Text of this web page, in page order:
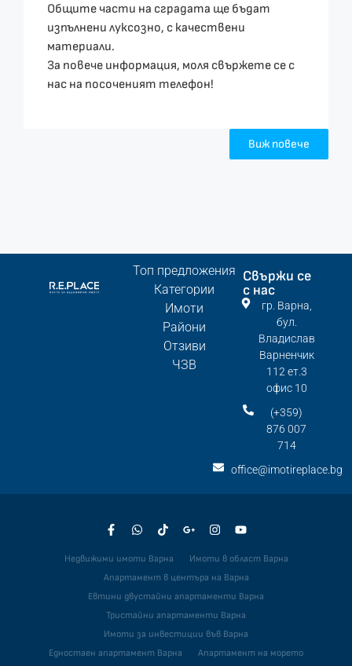
Общите части на сградата ще бъдат
изпълнени луксозно, с качествени
материали.
За повече информация, моля свържете се с
нас на посоченият телефон!
Виж повече
Топ предложения
Категории
Имоти
Райони
Отзиви
ЧЗВ
Свържи се
с нас
гр. Варна,
бул.
Владислав
Варненчик
112 ет.3
офис 10
(+359)
876 007
714
office@imotireplace.bg
Недвижими имоти Варна
Имоти в област Варна
Апартамент в центъра на Варна
Евтини двустайни апартаменти Варна
Тристайни апартаменти Варна
Имоти за инвестиции във Варна
Едностаен апартамент Варна
Апартамент на морето